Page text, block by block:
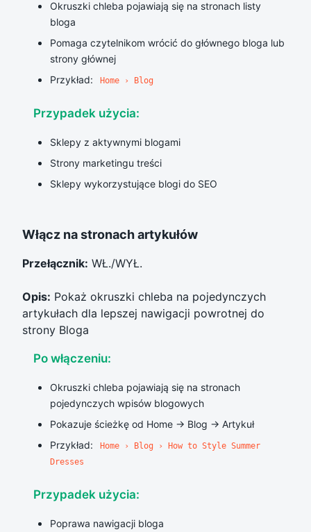
Okruszki chleba pojawiają się na stronach listy
bloga
Pomaga czytelnikom wrócić do głównego bloga lub
strony głównej
Przykład:
Home › Blog
Przypadek użycia:
Sklepy z aktywnymi blogami
Strony marketingu treści
Sklepy wykorzystujące blogi do SEO
Włącz na stronach artykułów
Przełącznik: WŁ./WYŁ.
Opis: Pokaż okruszki chleba na pojedynczych
artykułach dla lepszej nawigacji powrotnej do
strony Bloga
Po włączeniu:
Okruszki chleba pojawiają się na stronach
pojedynczych wpisów blogowych
Pokazuje ścieżkę od Home → Blog → Artykuł
Przykład:
Home › Blog › How to Style Summer
Dresses
Przypadek użycia:
Poprawa nawigacji bloga